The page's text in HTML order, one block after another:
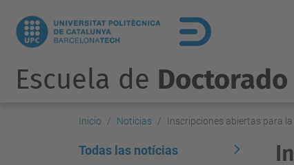
Escuela de Doctorado
Inicio Noticias Inscripciones abiertas para
Todas las notícias